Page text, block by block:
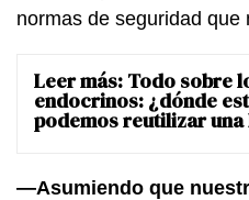
normas de seguridad
Leer más: Todo sobre
endocrinos: ¿dónde
podemos reutilizar
—Asumiendo que